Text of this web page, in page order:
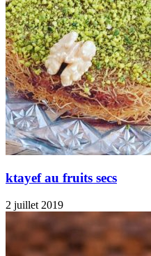
ktayef au fruits secs
2 juillet 2019